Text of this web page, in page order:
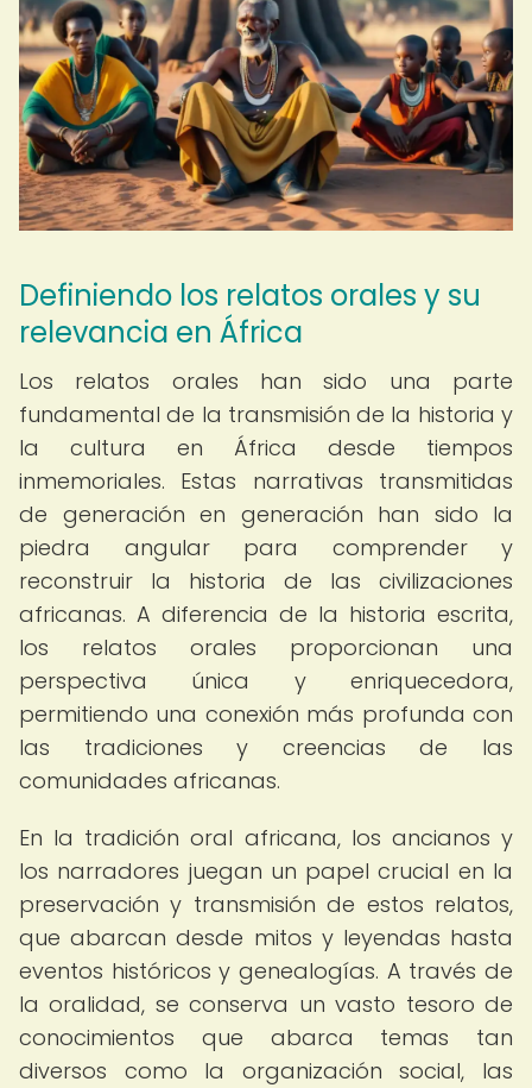
Definiendo los relatos orales y su
relevancia en África
Los relatos orales han sido una parte
fundamental de la transmisión de la historia y
la cultura en África desde tiempos
inmemoriales. Estas narrativas transmitidas
de generación en generación han sido la
piedra angular para comprender y
reconstruir la historia de las civilizaciones
africanas. A diferencia de la historia escrita,
los relatos orales proporcionan una
perspectiva única y enriquecedora,
permitiendo una conexión más profunda con
las tradiciones y creencias de las
comunidades africanas.
En la tradición oral africana, los ancianos y
los narradores juegan un papel crucial en la
preservación y transmisión de estos relatos,
que abarcan desde mitos y leyendas hasta
eventos históricos y genealogías. A través de
la oralidad, se conserva un vasto tesoro de
conocimientos que abarca temas tan
diversos como la organización social, las